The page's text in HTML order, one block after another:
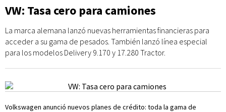
VW: Tasa cero para camiones
La marca alemana lanzó nuevas herramientas financieras para
acceder a su gama de pesados. También lanzó línea especial
para los modelos Delivery 9.170 y 17.280 Tractor.
Volkswagen anunció nuevos planes de crédito: toda la gama de